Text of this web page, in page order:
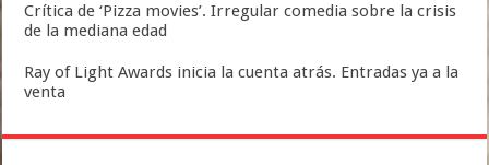
Crítica de ‘Pizza movies’. Irregular comedia sobre la crisis
de la mediana edad
Ray of Light Awards inicia la cuenta atrás. Entradas ya a la
venta